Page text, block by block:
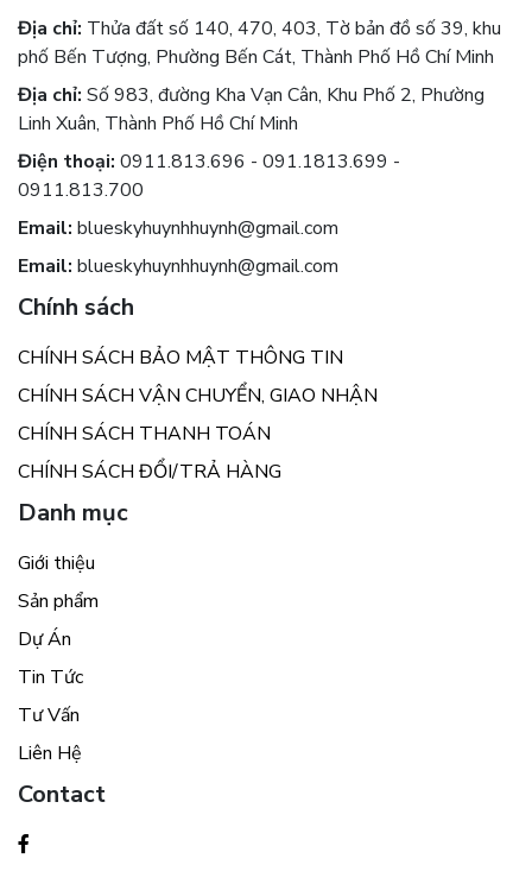
Địa chỉ: Thửa đất số 140, 470, 403, Tờ bản đồ số 39, khu
phố Bến Tượng, Phường Bến Cát, Thành Phố Hồ Chí Minh
Địa chỉ: Số 983, đường Kha Vạn Cân, Khu Phố 2, Phường
Linh Xuân, Thành Phố Hồ Chí Minh
Điện thoại: 0911.813.696 - 091.1813.699 -
0911.813.700
Email: blueskyhuynhhuynh@gmail.com
Email: blueskyhuynhhuynh@gmail.com
Chính sách
CHÍNH SÁCH BẢO MẬT THÔNG TIN
CHÍNH SÁCH VẬN CHUYỂN, GIAO NHẬN
CHÍNH SÁCH THANH TOÁN
CHÍNH SÁCH ĐỔI/TRẢ HÀNG
Danh mục
Giới thiệu
Sản phẩm
Dự Án
Tin Tức
Tư Vấn
Liên Hệ
Contact